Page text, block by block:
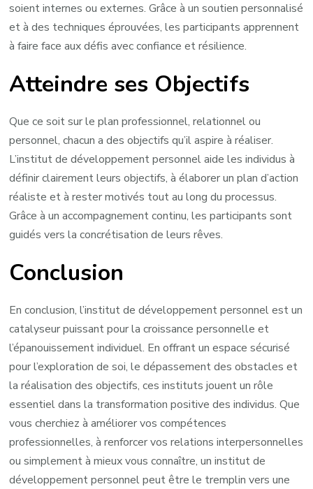
soient internes ou externes. Grâce à un soutien personnalisé
et à des techniques éprouvées, les participants apprennent
à faire face aux défis avec confiance et résilience.
Atteindre ses Objectifs
Que ce soit sur le plan professionnel, relationnel ou
personnel, chacun a des objectifs qu’il aspire à réaliser.
L’institut de développement personnel aide les individus à
définir clairement leurs objectifs, à élaborer un plan d’action
réaliste et à rester motivés tout au long du processus.
Grâce à un accompagnement continu, les participants sont
guidés vers la concrétisation de leurs rêves.
Conclusion
En conclusion, l’institut de développement personnel est un
catalyseur puissant pour la croissance personnelle et
l’épanouissement individuel. En offrant un espace sécurisé
pour l’exploration de soi, le dépassement des obstacles et
la réalisation des objectifs, ces instituts jouent un rôle
essentiel dans la transformation positive des individus. Que
vous cherchiez à améliorer vos compétences
professionnelles, à renforcer vos relations interpersonnelles
ou simplement à mieux vous connaître, un institut de
développement personnel peut être le tremplin vers une